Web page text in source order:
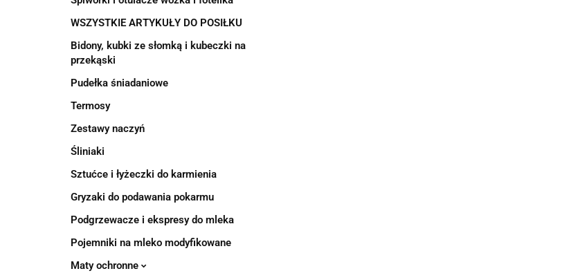
WSZYSTKIE ARTYKUŁY DO POSIŁKU
Bidony, kubki ze słomką i kubeczki na
przekąski
Pudełka śniadaniowe
Termosy
Zestawy naczyń
Śliniaki
Sztućce i łyżeczki do karmienia
Gryzaki do podawania pokarmu
Podgrzewacze i ekspresy do mleka
Pojemniki na mleko modyfikowane
Maty ochronne